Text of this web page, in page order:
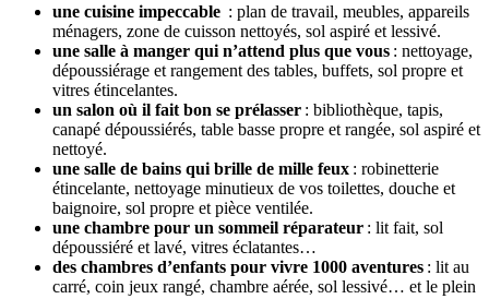
une cuisine impeccable : plan de travail, meubles, appareils
ménagers, zone de cuisson nettoyés, sol aspiré et lessivé.
une salle à manger qui n’attend plus que vous : nettoyage,
dépoussiérage et rangement des tables, buffets, sol propre et
vitres étincelantes.
un salon où il fait bon se prélasser : bibliothèque, tapis,
canapé dépoussiérés, table basse propre et rangée, sol aspiré et
nettoyé.
une salle de bains qui brille de mille feux : robinetterie
étincelante, nettoyage minutieux de vos toilettes, douche et
baignoire, sol propre et pièce ventilée.
une chambre pour un sommeil réparateur : lit fait, sol
dépoussiéré et lavé, vitres éclatantes…
des chambres d’enfants pour vivre 1000 aventures : lit au
carré, coin jeux rangé, chambre aérée, sol lessivé… et le plein